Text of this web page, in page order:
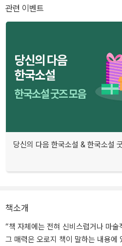
관련 이벤트
당신의 다음 한국소설 & 한국소설
책소개
“책 자체에는 전혀 신비스럽거나 마술
그 매력은 오로지 책이 말하는 내용에